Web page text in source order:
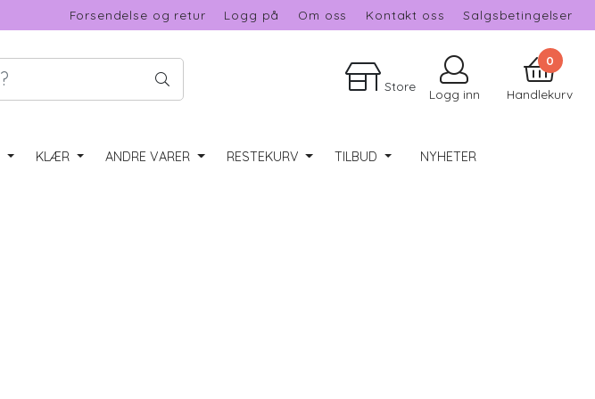
Forsendelse og retur Logg på Om oss Kontakt oss Salgsbetingelser
Store
Logg inn
0
Handlekurv
KLÆR ANDRE VARER RESTEKURV TILBUD NYHETER